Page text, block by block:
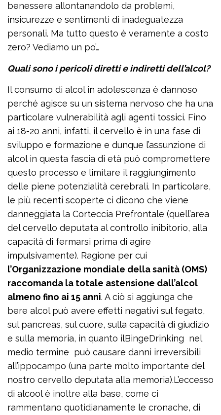
benessere allontanandolo da problemi,
insicurezze e sentimenti di inadeguatezza
personali. Ma tutto questo è veramente a costo
zero? Vediamo un po’…
Quali sono i pericoli diretti e indiretti dell’alcol?
Il consumo di alcol in adolescenza è dannoso
perché agisce su un sistema nervoso che ha una
particolare vulnerabilità agli agenti tossici. Fino
ai 18-20 anni, infatti, il cervello è in una fase di
sviluppo e formazione e dunque l’assunzione di
alcol in questa fascia di età può compromettere
questo processo e limitare il raggiungimento
delle piene potenzialità cerebrali. In particolare,
le più recenti scoperte ci dicono che viene
danneggiata la Corteccia Prefrontale (quell’area
del cervello deputata al controllo inibitorio, alla
capacità di fermarsi prima di agire
impulsivamente). Ragione per cui
l’Organizzazione mondiale della sanità (OMS)
raccomanda la totale astensione dall’alcol
almeno fino ai 15 anni. A ciò si aggiunga che
bere alcol può avere effetti negativi sul fegato,
sul pancreas, sul cuore, sulla capacità di giudizio
e sulla memoria, in quanto ilBingeDrinking nel
medio termine può causare danni irreversibili
all’ippocampo (una parte molto importante del
nostro cervello deputata alla memoria).L’eccesso
di alcool è inoltre alla base, come ci
rammentano quotidianamente le cronache, di